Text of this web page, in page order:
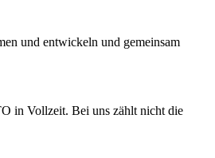
und entwickeln und gemeinsam
in Vollzeit. Bei uns zählt nicht die